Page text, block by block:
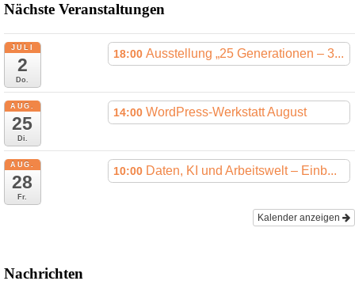
Nächste Veranstaltungen
JULI
2
Do.
18:00 Ausstellung „25 Generationen – 3...
AUG.
25
Di.
14:00 WordPress-Werkstatt August
AUG.
28
Fr.
10:00 Daten, KI und Arbeitswelt – Einb...
Kalender anzeigen
Nachrichten